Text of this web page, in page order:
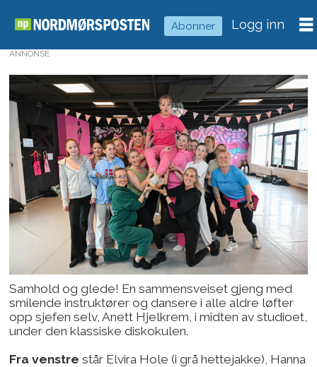
Abonner Logg inn
ANNONSE
Samhold og glede! En sammensveiset gjeng med
smilende instruktører og dansere i alle aldre løfter
opp sjefen selv, Anett Hjelkrem, i midten av studioet,
under den klassiske diskokulen.
Fra venstre står Elvira Hole (i grå hettejakke), Hanna